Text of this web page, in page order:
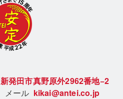
新発田市真野原外2962番地−2
メール kikai@antei.co.jp